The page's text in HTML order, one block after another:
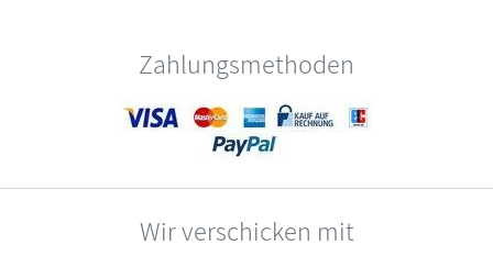
Zahlungsmethoden
Wir verschicken mit